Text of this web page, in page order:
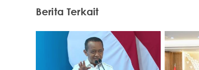
Berita Terkait